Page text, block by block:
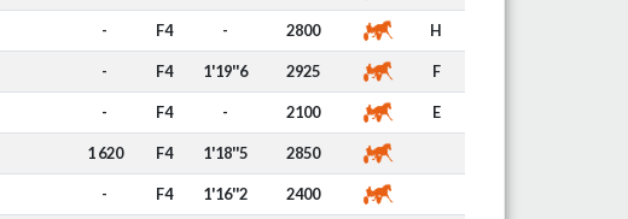
- F4 - 2800 H
- F4 1'19''6 2925 F
- F4 - 2100 E
1 620 F4 1'18''5 2850
- F4 1'16''2 2400